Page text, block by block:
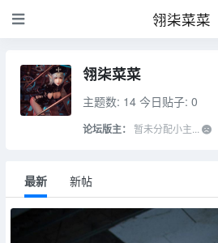
翎柒菜菜
翎柒菜菜
主题数: 14 今日贴子: 0
论坛版主： 暂未分配小主...
最新 新帖